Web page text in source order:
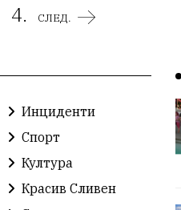
4. СЛЕД.
Инциденти
Спорт
Култура
Красив Сливен